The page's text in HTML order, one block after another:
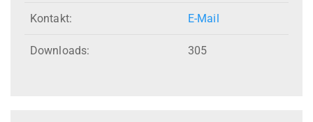
Kontakt: E-Mail
Downloads: 305